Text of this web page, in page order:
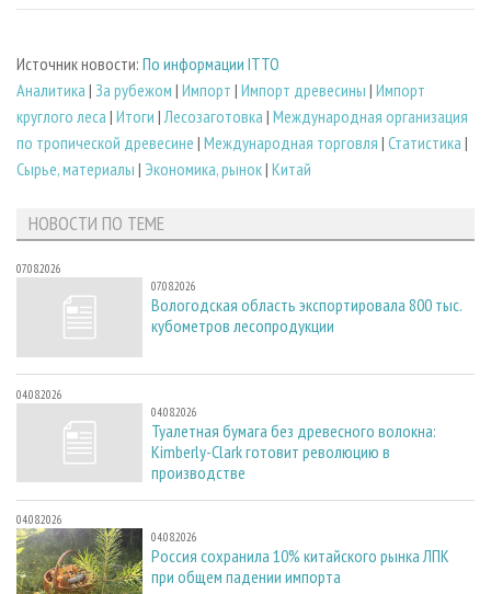
Источник новости: По информации ITTO
Аналитика | За рубежом | Импорт | Импорт древесины | Импорт
круглого леса | Итоги | Лесозаготовка | Международная организация
по тропической древесине | Международная торговля | Статистика |
Сырье, материалы | Экономика, рынок| Китай
НОВОСТИ ПО ТЕМЕ
07.08.2026
07.08.2026
Вологодская область экспортировала 800 тыс.
кубометров лесопродукции
04.08.2026
04.08.2026
Туалетная бумага без древесного волокна:
Kimberly-Clark готовит революцию в
производстве
04.08.2026
04.08.2026
Россия сохранила 10% китайского рынка ЛПК
при общем падении импорта